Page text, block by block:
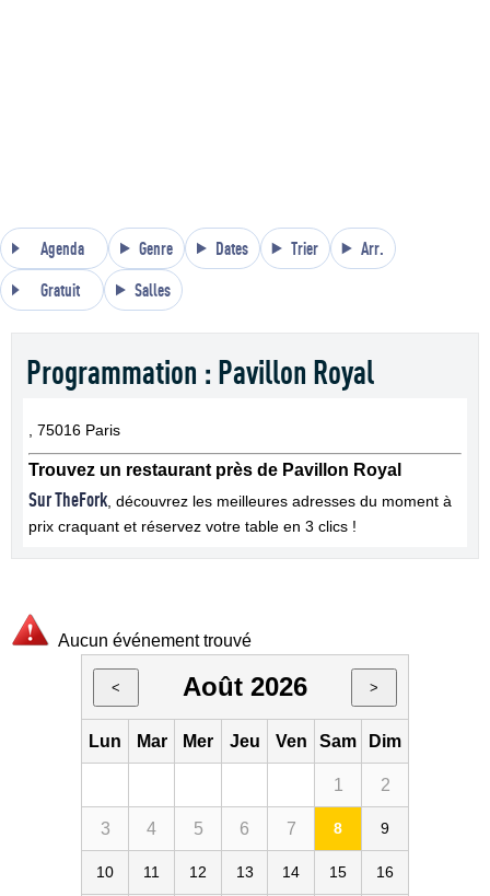
Agenda Genre Dates Trier Arr.
Gratuit Salles
Programmation : Pavillon Royal
, 75016 Paris
Trouvez un restaurant près de Pavillon Royal
Sur TheFork , découvrez les meilleures adresses du moment à
prix craquant et réservez votre table en 3 clics !
Aucun événement trouvé
< Août 2026 >
Lun Mar Mer Jeu Ven Sam Dim
1 2
3 4 5 6 7 8 9
10 11 12 13 14 15 16